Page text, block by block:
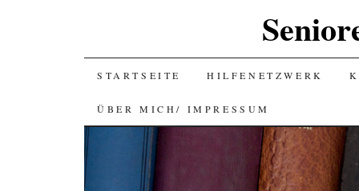
SKIP
TO
CONTENT
STARTSEITE HILFENETZWERK
ÜBER MICH/ IMPRESSUM